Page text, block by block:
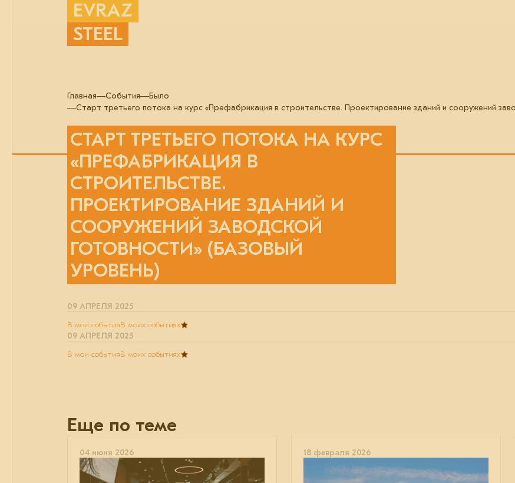
EVRAZ
STEEL
Главная События
Было
Старт третьего потока на курс «Префабрикация в строительстве. Проектирование зданий и сооружений
СТАРТ ТРЕТЬЕГО ПОТОКА НА КУРС
«ПРЕФАБРИКАЦИЯ В
СТРОИТЕЛЬСТВЕ.
ПРОЕКТИРОВАНИЕ ЗДАНИЙ И
СООРУЖЕНИЙ ЗАВОДСКОЙ
ГОТОВНОСТИ» (БАЗОВЫЙ
УРОВЕНЬ)
09 АПРЕЛЯ 2025
В мои событияВ моих событиях
09 АПРЕЛЯ 2025
В мои событияВ моих событиях
Еще по теме
04 июня 2026 18 февраля 2026